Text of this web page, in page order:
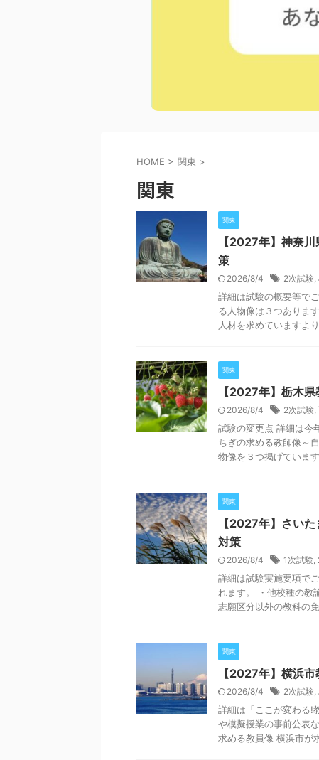
HOME > 関東 >
関東
関東
【2027年】神奈
策
2026/8/4 2次試験,
詳細は試験の概要等で
る人物像は３つありま
人材を求めていますよ
関東
【2027年】栃木
2026/8/4 2次試験,
試験の変更点 詳細は今
ちぎの求める教師像～
物像を３つ掲げていま
関東
【2027年】さい
対策
2026/8/4 1次試験,
詳細は試験実施要項で
れます。 ・他校種の教
志願区分以外の教科の
関東
【2027年】横浜
2026/8/4 2次試験,
詳細は「ここが変わる!
や模擬授業の事前公表
求める教員像 横浜市が